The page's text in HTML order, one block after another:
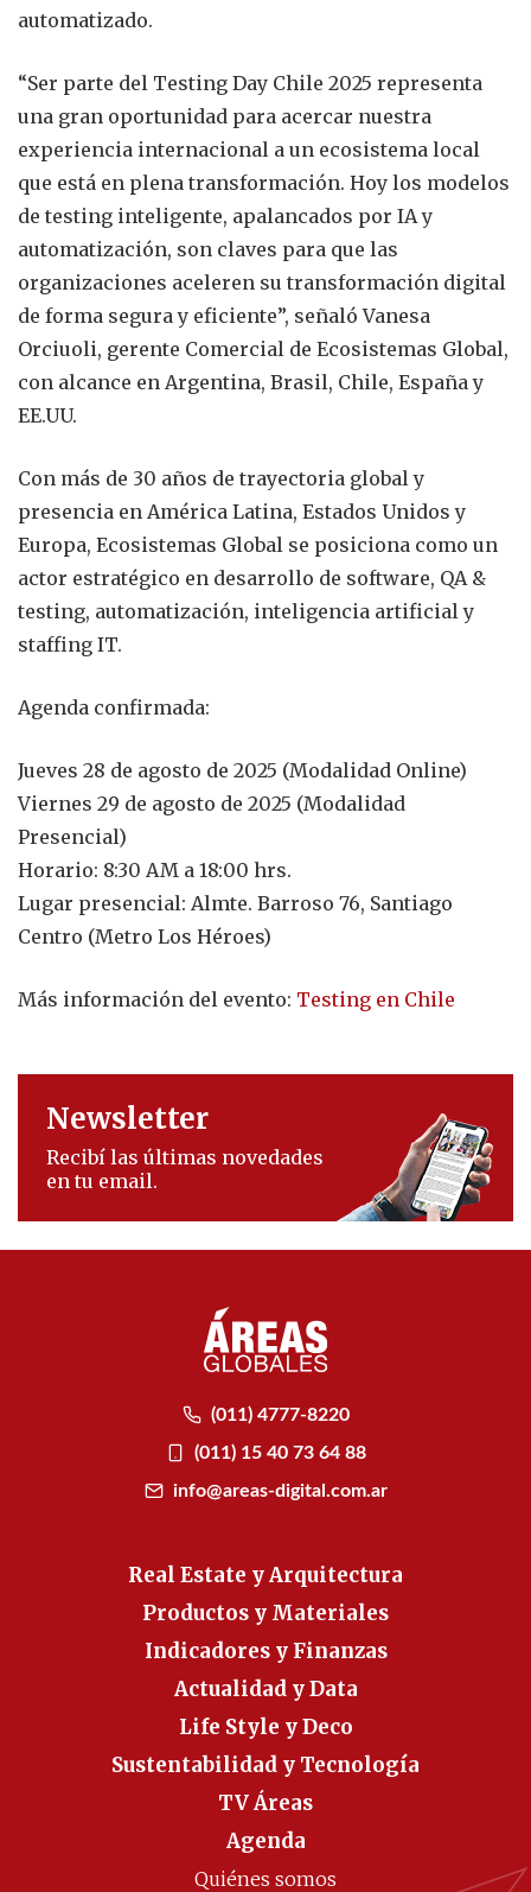
automatizado.
“Ser parte del Testing Day Chile 2025 representa
una gran oportunidad para acercar nuestra
experiencia internacional a un ecosistema local
que está en plena transformación. Hoy los modelos
de testing inteligente, apalancados por IA y
automatización, son claves para que las
organizaciones aceleren su transformación digital
de forma segura y eficiente”, señaló Vanesa
Orciuoli, gerente Comercial de Ecosistemas Global,
con alcance en Argentina, Brasil, Chile, España y
EE.UU.
Con más de 30 años de trayectoria global y
presencia en América Latina, Estados Unidos y
Europa, Ecosistemas Global se posiciona como un
actor estratégico en desarrollo de software, QA &
testing, automatización, inteligencia artificial y
staffing IT.
Agenda confirmada:
Jueves 28 de agosto de 2025 (Modalidad Online)
Viernes 29 de agosto de 2025 (Modalidad
Presencial)
Horario: 8:30 AM a 18:00 hrs.
Lugar presencial: Almte. Barroso 76, Santiago
Centro (Metro Los Héroes)
Más información del evento: Testing en Chile
Newsletter
Recibí las últimas novedades
en tu email.
(011) 4777-8220
(011) 15 40 73 64 88
info@areas-digital.com.ar
Real Estate y Arquitectura
Productos y Materiales
Indicadores y Finanzas
Actualidad y Data
Life Style y Deco
Sustentabilidad y Tecnología
TV Áreas
Agenda
Quiénes somos